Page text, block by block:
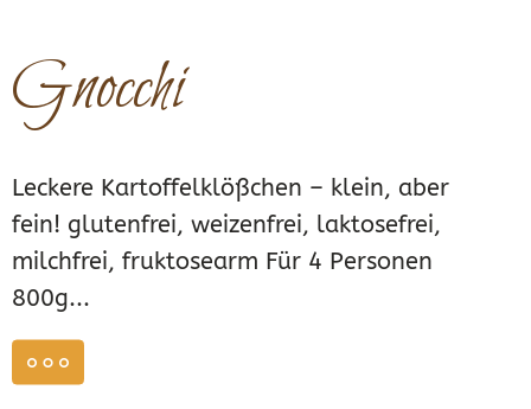
Gnocchi
Leckere Kartoffelklößchen – klein, aber
fein! glutenfrei, weizenfrei, laktosefrei,
milchfrei, fruktosearm Für 4 Personen
800g...